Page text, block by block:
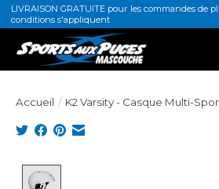
LIVRAISON GRATUITE pour les commandes de
conditions s'appliquent
Accueil / K2 Varsity - Casque Multi-